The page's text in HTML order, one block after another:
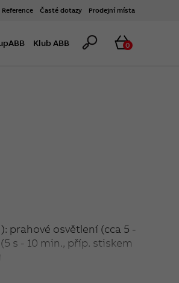
Reference Časté dotazy Prodejní místa
Klub ABB Hledat
0
prahové osvětlení (cca 5 -
s - 10 min., příp. stiskem